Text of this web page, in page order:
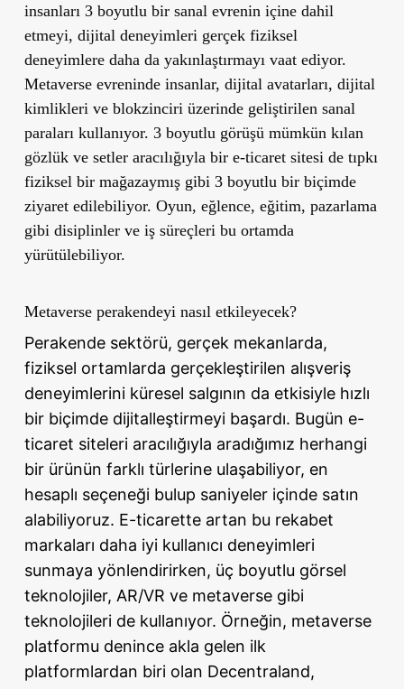
insanları 3 boyutlu bir sanal evrenin içine dahil
etmeyi, dijital deneyimleri gerçek fiziksel
deneyimlere daha da yakınlaştırmayı vaat ediyor.
Metaverse evreninde insanlar, dijital avatarları, dijital
kimlikleri ve blokzinciri üzerinde geliştirilen sanal
paraları kullanıyor. 3 boyutlu görüşü mümkün kılan
gözlük ve setler aracılığıyla bir e-ticaret sitesi de tıpkı
fiziksel bir mağazaymış gibi 3 boyutlu bir biçimde
ziyaret edilebiliyor. Oyun, eğlence, eğitim, pazarlama
gibi disiplinler ve iş süreçleri bu ortamda
yürütülebiliyor.
Metaverse perakendeyi nasıl etkileyecek?
Perakende sektörü, gerçek mekanlarda,
fiziksel ortamlarda gerçekleştirilen alışveriş
deneyimlerini küresel salgının da etkisiyle hızlı
bir biçimde dijitalleştirmeyi başardı. Bugün e-
ticaret siteleri aracılığıyla aradığımız herhangi
bir ürünün farklı türlerine ulaşabiliyor, en
hesaplı seçeneği bulup saniyeler içinde satın
alabiliyoruz. E-ticarette artan bu rekabet
markaları daha iyi kullanıcı deneyimleri
sunmaya yönlendirirken, üç boyutlu görsel
teknolojiler, AR/VR ve metaverse gibi
teknolojileri de kullanıyor. Örneğin, metaverse
platformu denince akla gelen ilk
platformlardan biri olan Decentraland,